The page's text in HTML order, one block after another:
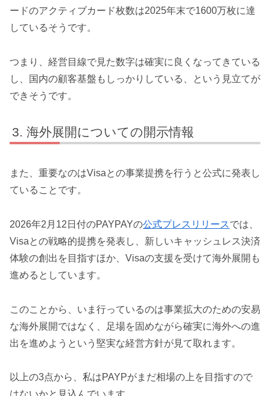
ードのアクティブカード枚数は2025年末で1600万枚に達
しているそうです。
つまり、経営目線で見た数字は確実に良くなってきている
し、国内の顧客基盤もしっかりしている、という見立てが
できそうです。
海外展開についての開示情報
また、重要なのはVisaとの事業提携を行うと公式に発表し
ていることです。
2026年2月12日付のPAYPAYの公式プレスリリースでは、
Visaとの戦略的提携を発表し、新しいキャッシュレス決済
体験の創出を目指すほか、Visaの支援を受けて海外展開も
進めるとしています。
このことから、いま行っているのは事業拡大のための安易
な海外展開ではなく、足場を固めながら確実に海外への進
出を進めようという堅実な経営方針が見て取れます。
以上の3点から、私はPAYPがまだ相場の上を目指すので